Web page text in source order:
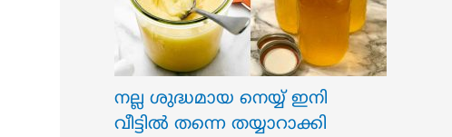
നല്ല ശുദ്ധമായ നെയ്യ് ഇനി
വീട്ടിൽ തന്നെ തയ്യാറാക്കി